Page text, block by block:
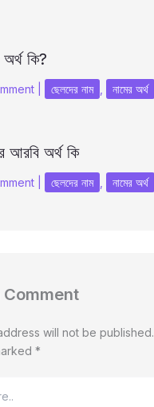
অর্থ কি?
ছেলদের নাম নামের অর্থ
আরবি অর্থ কি
ছেলদের নাম নামের অর্থ
Comment
will not be published.
*